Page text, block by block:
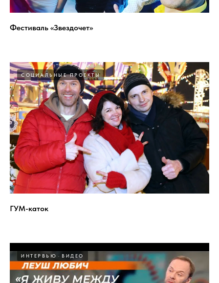
Фестиваль «Звездочет»
СОЦИАЛЬНЫЕ ПРОЕКТЫ
ГУМ-каток
ИНТЕРВЬЮ ВИДЕО